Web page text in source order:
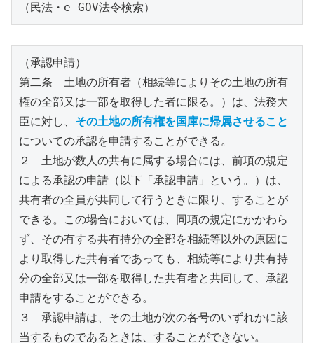
（民法・e-GOV法令検索）
（承認申請）
第二条　土地の所有者（相続等によりその土地の所有
権の全部又は一部を取得した者に限る。）は、法務大
臣に対し、 その土地の所有権を国庫に帰属させること
についての承認を申請することができる。
２　土地が数人の共有に属する場合には、前項の規定
による承認の申請（以下「承認申請」という。）は、
共有者の全員が共同して行うときに限り、することが
できる。この場合においては、同項の規定にかかわら
ず、その有する共有持分の全部を相続等以外の原因に
より取得した共有者であっても、相続等により共有持
分の全部又は一部を取得した共有者と共同して、承認
申請をすることができる。
３　承認申請は、その土地が次の各号のいずれかに該
当するものであるときは、することができない。